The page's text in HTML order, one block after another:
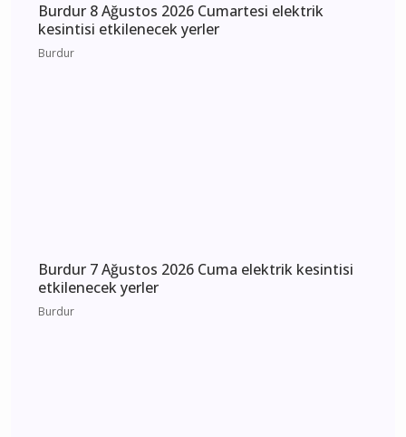
Burdur 8 Ağustos 2026 Cumartesi elektrik
kesintisi etkilenecek yerler
Burdur
Burdur 7 Ağustos 2026 Cuma elektrik kesintisi
etkilenecek yerler
Burdur